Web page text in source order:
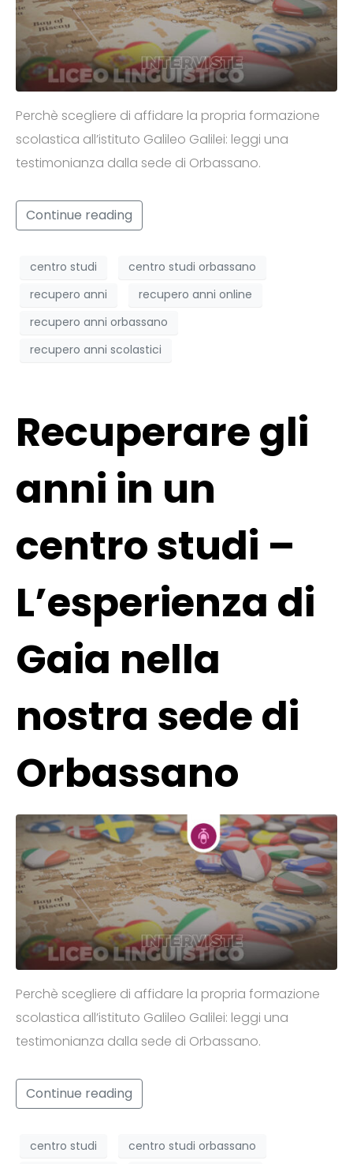
Perchè scegliere di affidare la propria formazione
scolastica all’istituto Galileo Galilei: leggi una
testimonianza dalla sede di Orbassano.
Continue reading
centro studi
centro studi orbassano
recupero anni
recupero anni online
recupero anni orbassano
recupero anni scolastici
Recuperare gli
anni in un
centro studi –
L’esperienza di
Gaia nella
nostra sede di
Orbassano
Perchè scegliere di affidare la propria formazione
scolastica all’istituto Galileo Galilei: leggi una
testimonianza dalla sede di Orbassano.
Continue reading
centro studi
centro studi orbassano